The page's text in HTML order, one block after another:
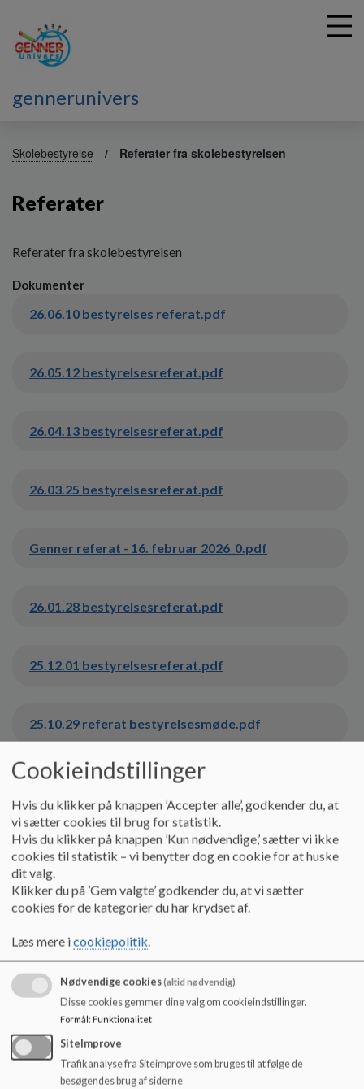
gennerunivers
Skolebestyrelse Referater fra skolebestyrelsen
Referater
Referater fra skolebestyrelsen
Dokumenter
26.06.10 bestyrelses referat.pdf
26.05.12 bestyrelsesreferat.pdf
26.04.13 bestyrelsesreferat.pdf
26.03.25 bestyrelsesreferat.pdf
Genner referat - 16. februar 2026_0.pdf
26.01.28 bestyrelsesreferat.pdf
25.12.01 bestyrelsesreferat.pdf
25.10.29 referat bestyrelsesmøde.pdf
25.09.24 bestyrelsesreferat.pdf
25.08.27 bestyrelsesreferat.pdf
25.06.16 bestyrelsesreferat.pdf
25.05.06 bestyrelsesreferat.pdf
25.04.10 bestyrelsesreferat.pdf
25.03.18 bestyrelsesreferat.pdf
Cookieindstillinger
Hvis du klikker på knappen ’Accepter alle’, godkender du, at
vi sætter cookies til brug for statistik.
Hvis du klikker på knappen ’Kun nødvendige,’ sætter vi ikke
cookies til statistik – vi benytter dog en cookie for at huske
dit valg.
Klikker du på ’Gem valgte’ godkender du, at vi sætter
cookies for de kategorier du har krydset af.
Læs mere icookiepolitik.
Nødvendige cookies(altid nødvendig)
Disse cookies gemmer dine valg om cookieindstillinger.
Formål: Funktionalitet
SiteImprove
Trafikanalyse fra Siteimprove som bruges til at følge de
besøgendes brug af siderne